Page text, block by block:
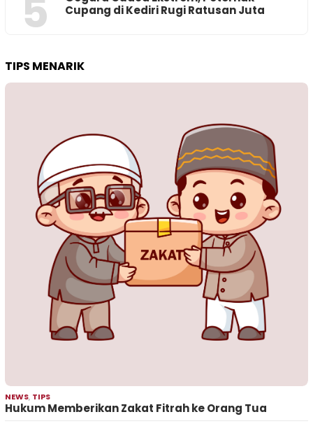
5
Cupang di Kediri Rugi Ratusan Juta
TIPS MENARIK
NEWS, TIPS
Hukum Memberikan Zakat Fitrah ke Orang Tua